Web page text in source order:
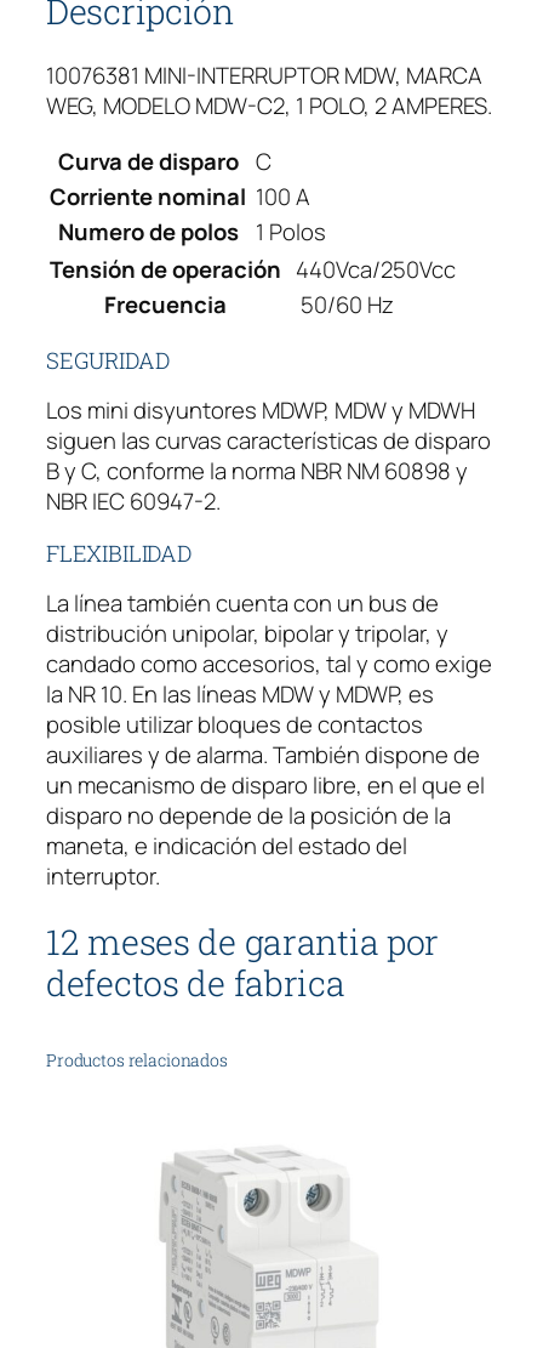
Descripción
10076381 MINI-INTERRUPTOR MDW, MARCA
WEG, MODELO MDW-C2, 1 POLO, 2 AMPERES.
Curva de disparo C
Corriente nominal 100 A
Numero de polos 1 Polos
Tensión de operación 440Vca/250Vcc
Frecuencia
50/60 Hz
SEGURIDAD
Los mini disyuntores MDWP, MDW y MDWH
siguen las curvas características de disparo
B y C, conforme la norma NBR NM 60898 y
NBR IEC 60947-2.
FLEXIBILIDAD
La línea también cuenta con un bus de
distribución unipolar, bipolar y tripolar, y
candado como accesorios, tal y como exige
la NR 10. En las líneas MDW y MDWP, es
posible utilizar bloques de contactos
auxiliares y de alarma. También dispone de
un mecanismo de disparo libre, en el que el
disparo no depende de la posición de la
maneta, e indicación del estado del
interruptor.
12 meses de garantia por
defectos de fabrica
Productos relacionados